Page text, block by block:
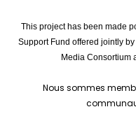
This project has been made
Support Fund offered jointly
Media Consortium
Nous sommes